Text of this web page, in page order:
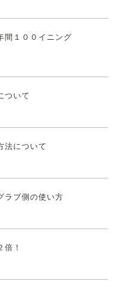
間１００イニング
ついて
法について
ラブ側の使い方
倍！